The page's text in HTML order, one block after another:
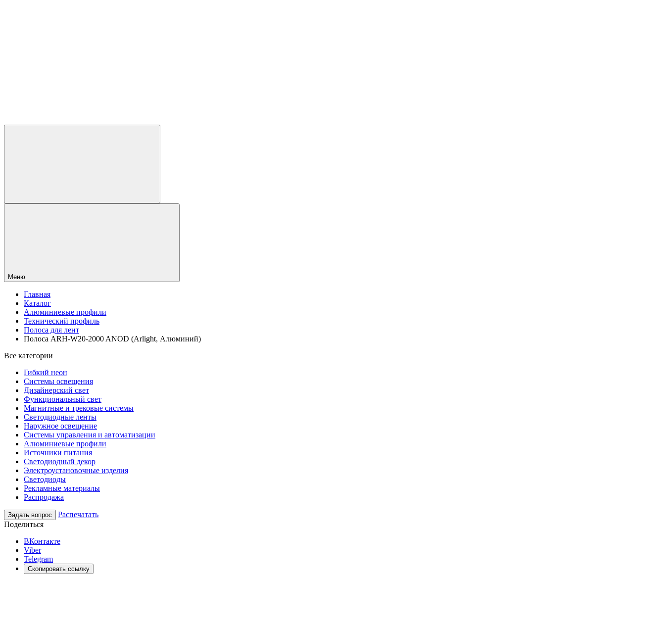
Меню
Главная
Каталог
Алюминиевые профили
Технический профиль
Полоса для лент
Полоса ARH-W20-2000 ANOD (Arlight, Алюминий)
Все категории
Гибкий неон
Системы освещения
Дизайнерский свет
Функциональный свет
Магнитные и трековые системы
Светодиодные ленты
Наружное освещение
Системы управления и автоматизации
Алюминиевые профили
Источники питания
Светодиодный декор
Электроустановочные изделия
Светодиоды
Рекламные материалы
Распродажа
Задать вопрос
Распечатать
Поделиться
ВКонтакте
Viber
Telegram
Скопировать ссылку